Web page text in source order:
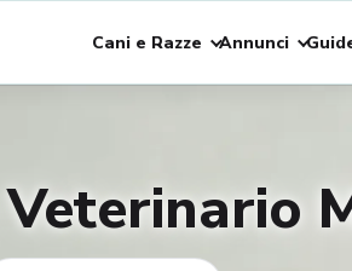
Cani e Razze Annunci